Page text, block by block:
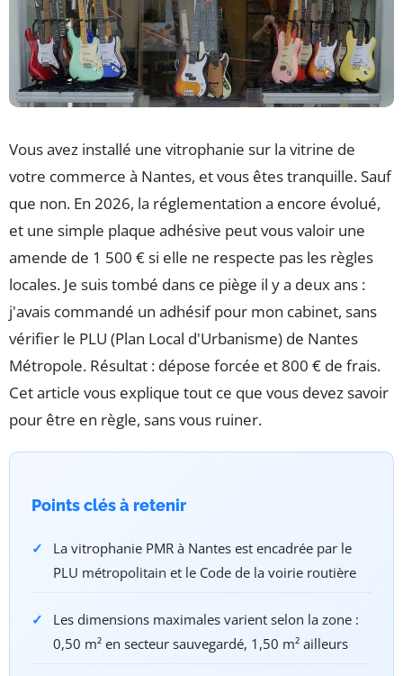
Vous avez installé une vitrophanie sur la vitrine de
votre commerce à Nantes, et vous êtes tranquille. Sauf
que non. En 2026, la réglementation a encore évolué,
et une simple plaque adhésive peut vous valoir une
amende de 1 500 € si elle ne respecte pas les règles
locales. Je suis tombé dans ce piège il y a deux ans :
j'avais commandé un adhésif pour mon cabinet, sans
vérifier le PLU (Plan Local d'Urbanisme) de Nantes
Métropole. Résultat : dépose forcée et 800 € de frais.
Cet article vous explique tout ce que vous devez savoir
pour être en règle, sans vous ruiner.
Points clés à retenir
La vitrophanie PMR à Nantes est encadrée par le
PLU métropolitain et le Code de la voirie routière
Les dimensions maximales varient selon la zone :
0,50 m² en secteur sauvegardé, 1,50 m² ailleurs